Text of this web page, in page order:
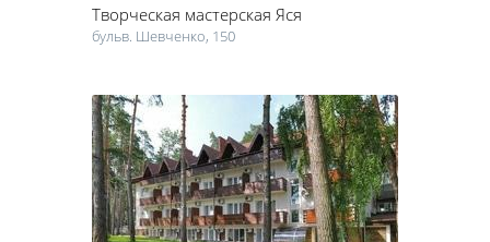
Творческая мастерская Яся
бульв. Шевченко, 150